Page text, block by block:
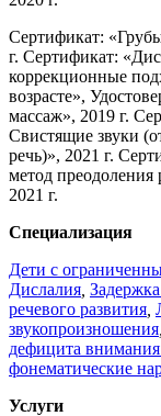
Сертификат:
г. Сертификат:
коррекционные
возрасте»,
массаж», 2019 г.
Свистящие звуки
речь)», 2021 г.
метод
2021 г.
Специализация
Дети с
Дислалия
речевого развития
звукопроизношения
дефицита
фонематические
Услуги